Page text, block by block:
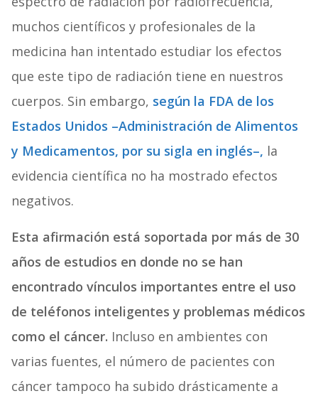
muchos científicos y profesionales de la
medicina han intentado estudiar los efectos
que este tipo de radiación tiene en nuestros
cuerpos. Sin embargo, según la FDA de los
Estados Unidos –Administración de Alimentos
y Medicamentos, por su sigla en inglés–, la
evidencia científica no ha mostrado efectos
negativos.
Esta afirmación está soportada por más de 30
años de estudios en donde no se han
encontrado vínculos importantes entre el uso
de teléfonos inteligentes y problemas médicos
como el cáncer. Incluso en ambientes con
varias fuentes, el número de pacientes con
cáncer tampoco ha subido drásticamente a